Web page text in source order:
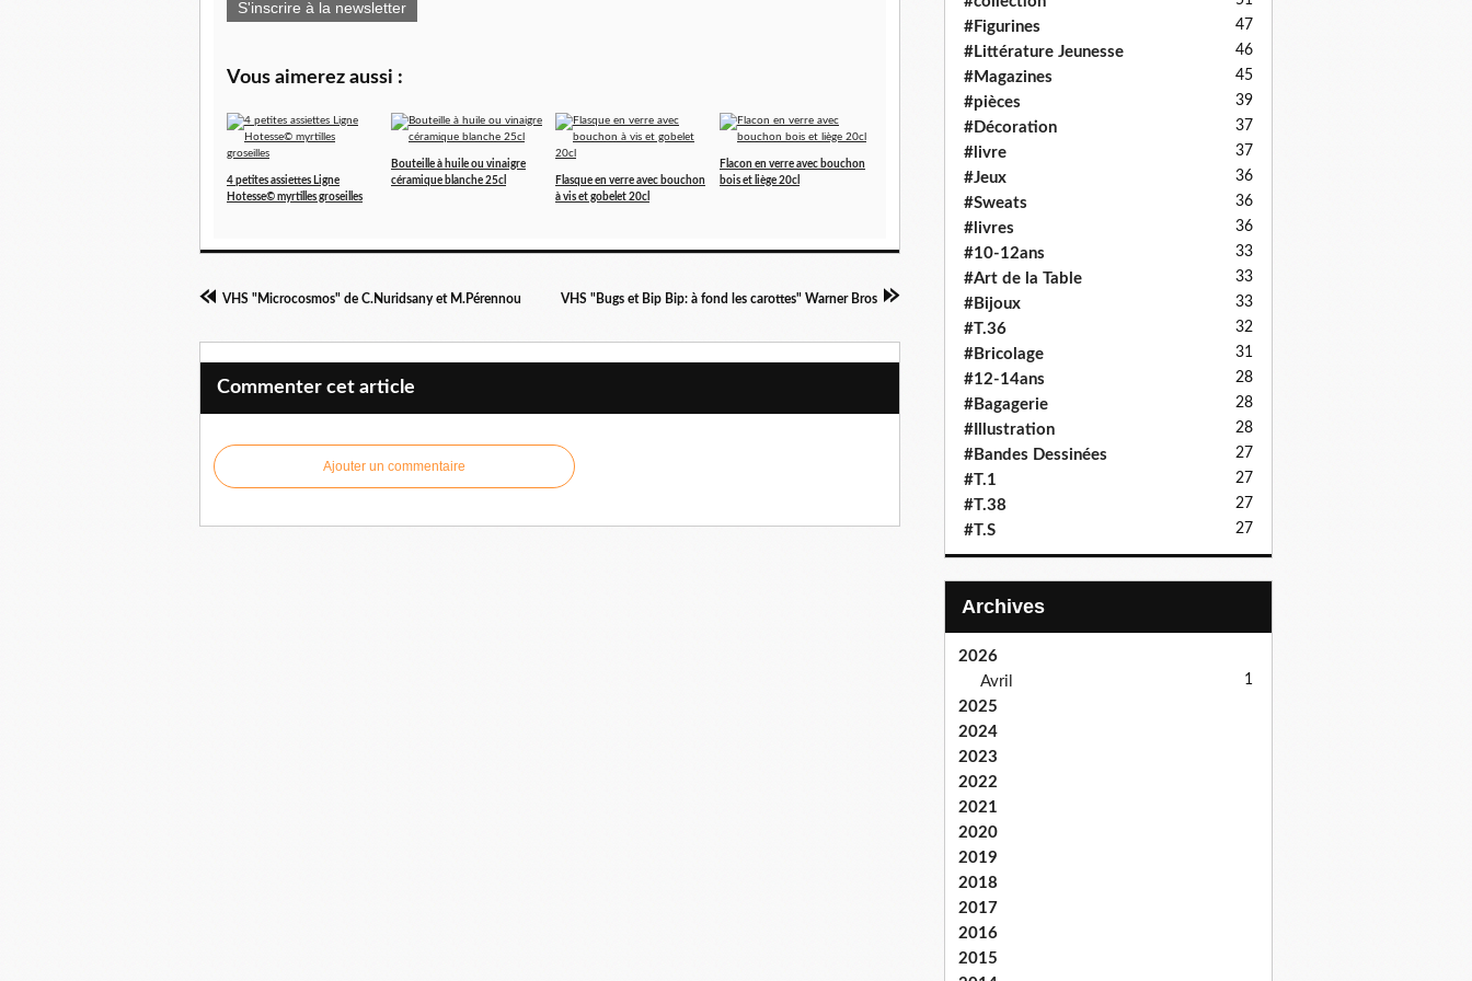
S'inscrire à la newsletter
Vous aimerez aussi :
4 petites assiettes Ligne
Hotesse© myrtilles groseilles
Bouteille à huile ou vinaigre
céramique blanche 25cl
Flasque en verre avec bouchon
à vis et gobelet 20cl
Flacon en verre avec bouchon
bois et liège 20cl
VHS "Microcosmos" de C.Nuridsany et M.Pérennou VHS "Bugs et Bip Bip: à fond les carottes" Warner Bros
Commenter cet article
Ajouter un commentaire
#Figurines 47
#Littérature Jeunesse 46
#Magazines 45
#pièces 39
#Décoration 37
#livre 37
#Jeux 36
#Sweats 36
#livres 36
#10-12ans 33
#Art de la Table 33
#Bijoux 33
#T.36 32
#Bricolage 31
#12-14ans 28
#Bagagerie 28
#Illustration 28
#Bandes Dessinées 27
#T.1 27
#T.38 27
#T.S 27
Archives
2026
Avril
1
2025
2024
2023
2022
2021
2020
2019
2018
2017
2016
2015